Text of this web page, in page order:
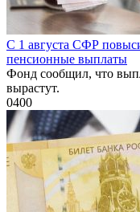
С 1 августа СФР
пенсионные выплаты
Фонд сообщил, что
вырастут.
0400